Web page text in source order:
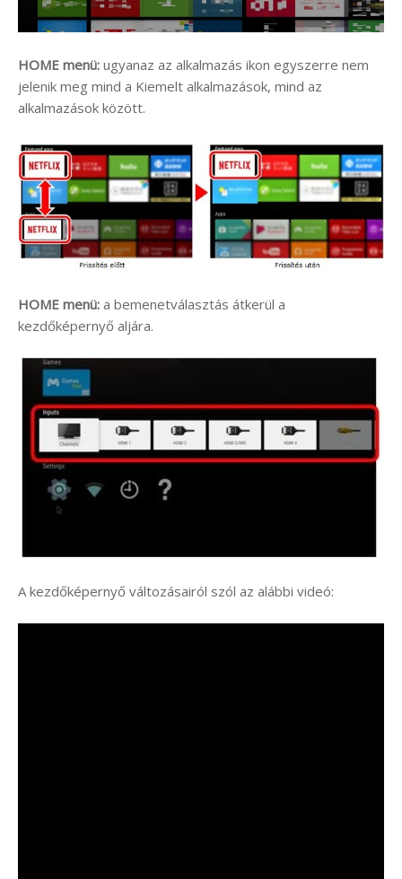
HOME menü: ugyanaz az alkalmazás ikon egyszerre nem
jelenik meg mind a Kiemelt alkalmazások, mind az
alkalmazások között.
HOME menü: a bemenetválasztás átkerül a
kezdőképernyő aljára.
A kezdőképernyő változásairól szól az alábbi videó: